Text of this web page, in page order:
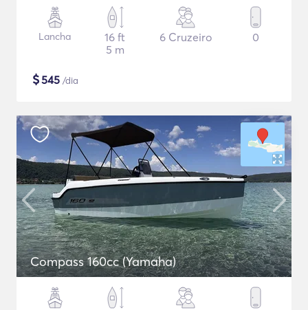
Lancha
16 ft
5 m
6 Cruzeiro 0
$545 /dia
Compass 160cc (Yamaha)